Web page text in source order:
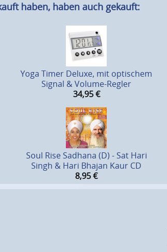
haben, haben auch gekauft:
Yoga Timer Deluxe, mit optischem
Signal & Volume-Regler
34,95 €
Soul Rise Sadhana (D) - Sat Hari
Singh & Hari Bhajan Kaur CD
8,95€